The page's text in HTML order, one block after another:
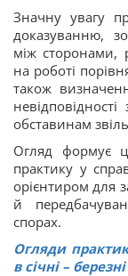
Значну увагу
доказуванню,
між сторонами,
на роботі
також
обставинам
Огляд формує
практику у
орієнтиром для
й
спорах.
Огляди
в січні –